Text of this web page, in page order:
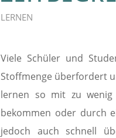
LERNEN
Viele Schüler und
Stoffmenge überfordert
lernen so mit zu wenig
bekommen oder durch
jedoch auch schnell